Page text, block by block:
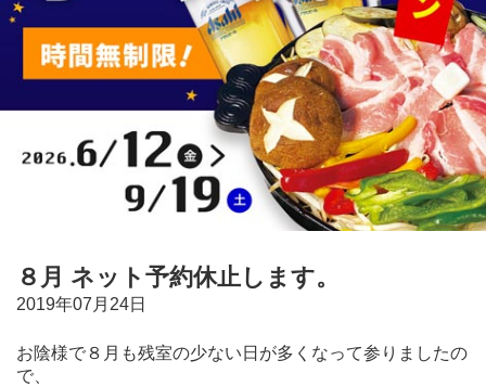
８月 ネット予約休止します。
2019年07月24日
お陰様で８月も残室の少ない日が多くなって参りましたの
で、